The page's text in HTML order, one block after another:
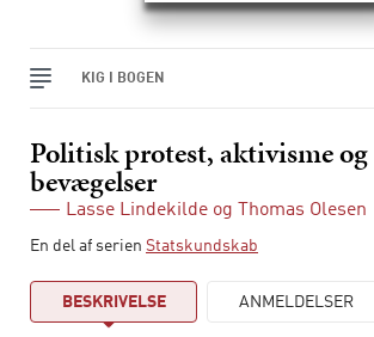
KIG I BOGEN
Politisk protest, aktivisme og
bevægelser
Lasse Lindekilde og Thomas Olesen
En del af serien Statskundskab
BESKRIVELSE ANMELDELSER